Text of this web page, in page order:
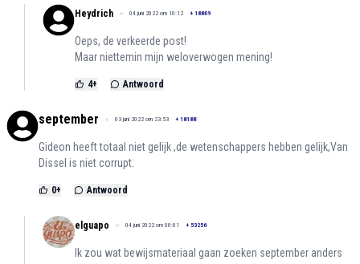
Heydrich 04 juni 2022 om 10:12 + 18809
Oeps, de verkeerde post!
Maar niettemin mijn weloverwogen mening!
4+ Antwoord
september 03 juni 2022 om 23:53 + 18188
Gideon heeft totaal niet gelijk ,de wetenschappers hebben gelijk,Van
Dissel is niet corrupt.
0+ Antwoord
elguapo 04 juni 2022 om 00:01 + 53256
Ik zou wat bewijsmateriaal gaan zoeken september anders